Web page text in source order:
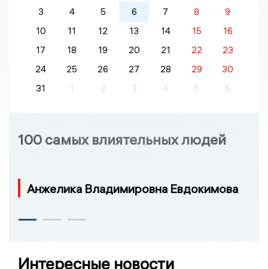
3
4 5 6 7 8
9
10
11 12 13 14 15
16
17
18 19 20 21 22
23
24
25 26 27 28 29
30
31
1 2 3 4 5 6
100 самых влиятельных людей
Анжелика Владимировна Евдокимова
Интересные новости